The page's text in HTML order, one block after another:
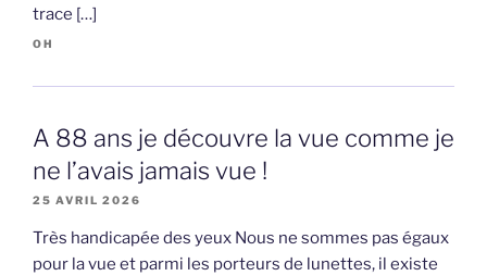
trace […]
OH
A 88 ans je découvre la vue comme je
ne l’avais jamais vue !
25 AVRIL 2026
Très handicapée des yeux Nous ne sommes pas égaux
pour la vue et parmi les porteurs de lunettes, il existe